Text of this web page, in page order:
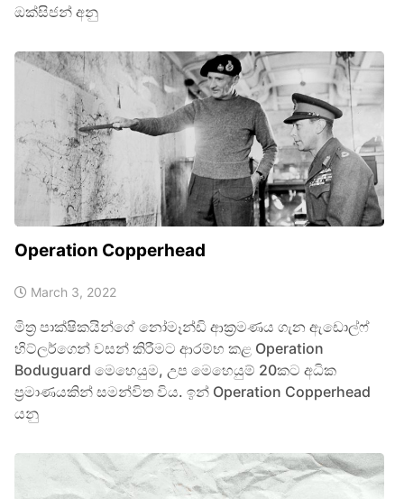
ඔක්සිජන් අනු
Operation Copperhead
March 3, 2022
මිත්‍ර පාක්ෂිකයින්ගේ නෝමෑන්ඩි ආක්‍රමණය ගැන ඇඩොල්ෆ්
හිට්ලර්ගෙන් වසන් කිරීමට ආරම්භ කළ Operation
Boduguard මෙහෙයුම, උප මෙහෙයුම් 20කට අධික
ප්‍රමාණයකින් සමන්විත විය. ඉන් Operation Copperhead
යනු